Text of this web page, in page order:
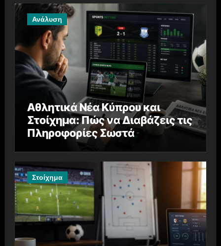
Ανάλυση
Αθλητικά Νέα Κύπρου και
Στοίχημα: Πώς να Διαβάζεις τις
Πληροφορίες Σωστά
Στοίχημα